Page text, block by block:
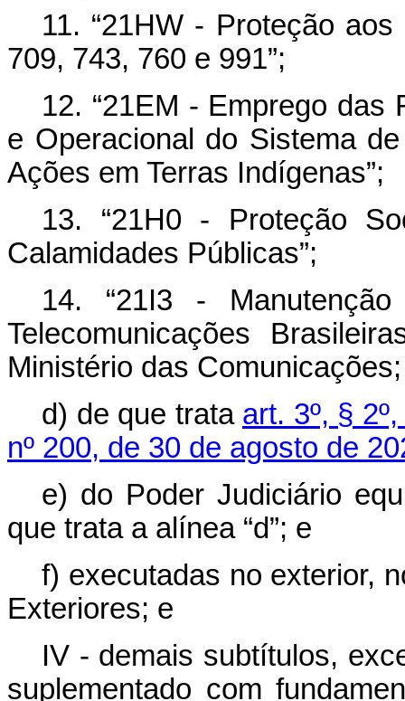
11. “21HW - Proteção
709, 743, 760 e 991”;
12. “21EM - Emprego das
e Operacional do Sistema
Ações em Terras Indígenas”;
13. “21H0 - Proteção
Calamidades Públicas”;
14. “21I3 -
Telecomunicações
Ministério das Comunicações;
d) de que trata art. 3º, §
nº 200, de 30 de agosto de
e) do Poder Judiciário
que trata a alínea “d”; e
f) executadas no exterior,
Exteriores; e
IV - demais subtítulos,
suplementado com